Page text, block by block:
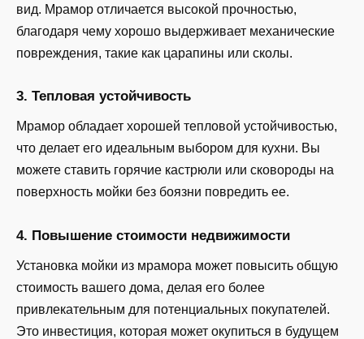
вид. Мрамор отличается высокой прочностью,
благодаря чему хорошо выдерживает механические
повреждения, такие как царапины или сколы.
3. Тепловая устойчивость
Мрамор обладает хорошей тепловой устойчивостью,
что делает его идеальным выбором для кухни. Вы
можете ставить горячие кастрюли или сковороды на
поверхность мойки без боязни повредить ее.
4. Повышение стоимости недвижимости
Установка мойки из мрамора может повысить общую
стоимость вашего дома, делая его более
привлекательным для потенциальных покупателей.
Это инвестиция, которая может окупиться в будущем